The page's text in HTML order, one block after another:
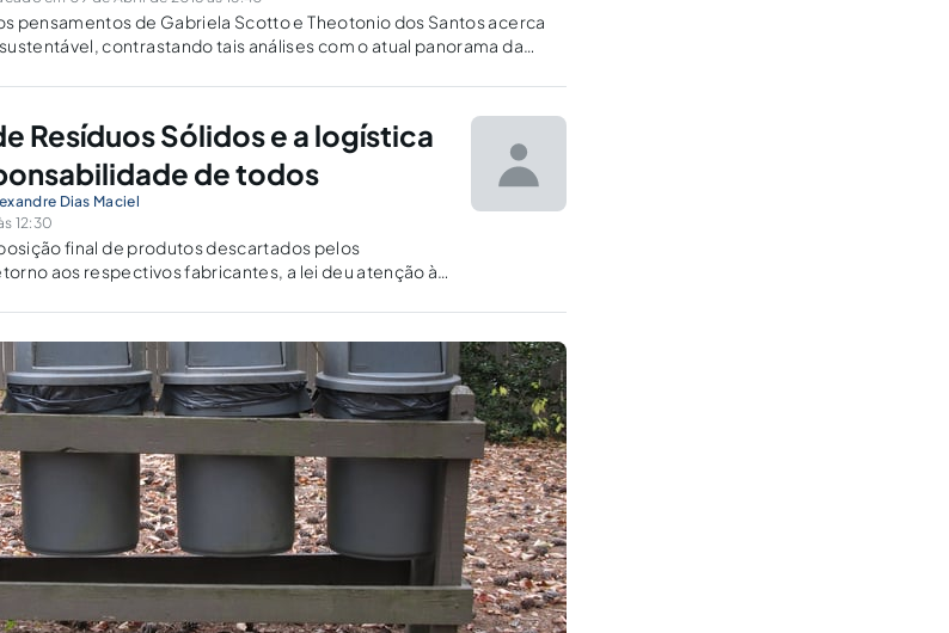
pensamentos de Gabriela Scotto e Theotonio dos Santos acerca
contrastando tais análises com o atual panorama da
Resíduos Sólidos e a logística
de todos
Dias Maciel
12:30
final de produtos descartados pelos
aos respectivos fabricantes, a lei deu atenção à